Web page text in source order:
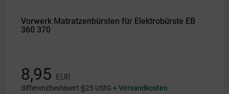
Vorwerk Matratzenbürsten für Elektrobürste EB
360 370
8,95 EUR
differenzbesteuert §25 UStG +Versandkosten